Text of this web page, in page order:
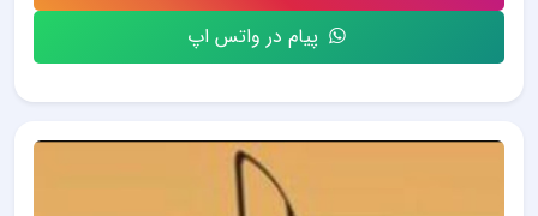
پیام در واتس اپ